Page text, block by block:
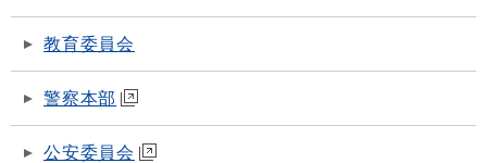
教育委員会
警察本部
公安委員会